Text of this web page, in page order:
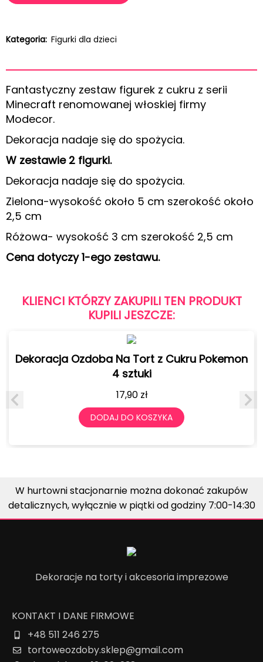
Kategoria: Figurki dla dzieci
Fantastyczny zestaw figurek z cukru z serii
Minecraft renomowanej włoskiej firmy
Modecor.
Dekoracja nadaje się do spożycia.
W zestawie 2 figurki.
Dekoracja nadaje się do spożycia.
Zielona-wysokość około 5 cm szerokość około
2,5 cm
Różowa- wysokość 3 cm szerokość 2,5 cm
Cena dotyczy 1-ego zestawu.
KLIENCI KTÓRZY ZAKUPILI TEN PRODUKT
KUPILI JESZCZE:
Dekoracja Ozdoba Na Tort z Cukru Pokemon
4 sztuki
17,90 zł
DODAJ DO KOSZYKA
W hurtowni stacjonarnie można dokonać zakupów
detalicznych, wyłącznie w piątki od godziny 7:00-14:30
Dekoracje na torty i akcesoria imprezowe
KONTAKT I DANE FIRMOWE
+48 511 246 275
tortoweozdoby.sklep@gmail.com